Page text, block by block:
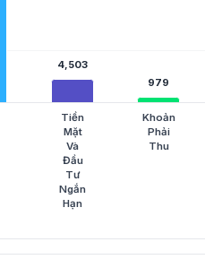
4,503
4,503
979
979
Tiền
Mặt
Và
Đầu
Tư
Ngắn
Hạn
Khoản
Phải
Thu